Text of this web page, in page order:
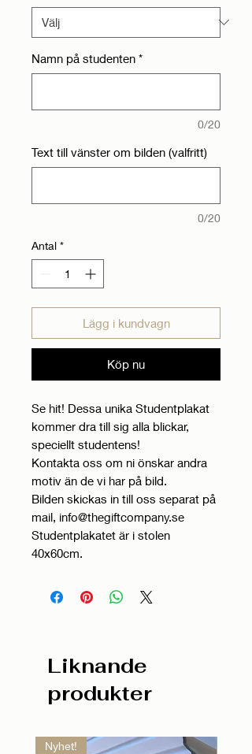
Namn på studenten *
0/20
Text till vänster om bilden (valfritt)
0/20
Antal *
Lägg i kundvagn
Köp nu
Se hit! Dessa unika Studentplakat
kommer dra till sig alla blickar,
speciellt studentens!
Kontakta oss om ni önskar andra
motiv än de vi har på bild.
Bilden skickas in till oss separat på
mail, info@thegiftcompany.se
Studentplakatet är i stolen
40x60cm.
Liknande
produkter
Nyhet!